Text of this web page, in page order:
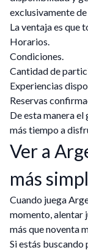
exclusivamente de
La ventaja es que
Horarios.
Condiciones.
Cantidad de
Experiencias
Reservas
De esta manera
más tiempo a
Ver a
más
Cuando juega
momento, alentar
más que noventa
Si estás buscando